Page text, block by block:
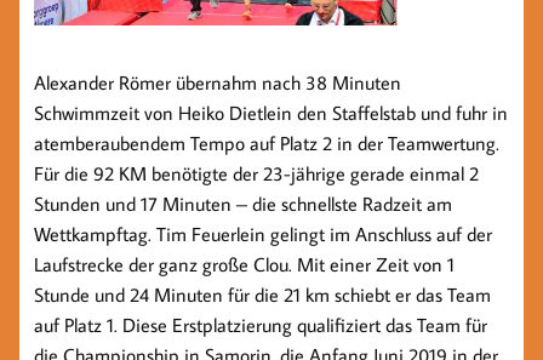
Alexander Römer übernahm nach 38 Minuten
Schwimmzeit von Heiko Dietlein den Staffelstab und fuhr in
atemberaubendem Tempo auf Platz 2 in der Teamwertung.
Für die 92 KM benötigte der 23-jährige gerade einmal 2
Stunden und 17 Minuten – die schnellste Radzeit am
Wettkampftag. Tim Feuerlein gelingt im Anschluss auf der
Laufstrecke der ganz große Clou. Mit einer Zeit von 1
Stunde und 24 Minuten für die 21 km schiebt er das Team
auf Platz 1. Diese Erstplatzierung qualifiziert das Team für